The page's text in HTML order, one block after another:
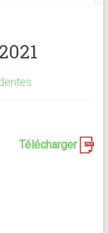
Télécharger